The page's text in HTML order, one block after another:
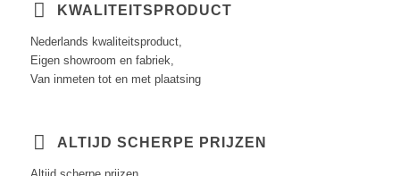
KWALITEITSPRODUCT
Nederlands kwaliteitsproduct,
Eigen showroom en fabriek,
Van inmeten tot en met plaatsing
ALTIJD SCHERPE PRIJZEN